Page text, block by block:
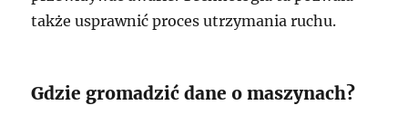
także usprawnić proces utrzymania ruchu.
Gdzie gromadzić dane o maszynach?